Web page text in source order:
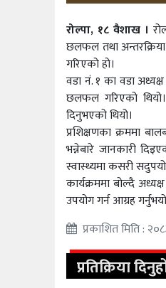
रोल्पा, १८ वैशाख ।
छलफल तथा अन्तरक्रिया
गरिएको हो।
वडा नं. १ का वडा
छलफल गरिएको थियो।
दिनुभएको थियो।
प्रशिक्षणका क्रममा
भन्नेबारे जानकारी
स्वास्थ्यमा कसरी
कार्यक्रममा बोल्दै
उपयोग गर्न आग्रह
प्रकाशित मिति :
प्रतिक्रिया